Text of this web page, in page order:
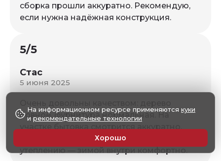
На информационном ресурсе применяются куки
и рекомендательные технологии
Хорошо
сборка прошли аккуратно. Рекомендую,
если нужна надёжная конструкция.
5/5
Стас
5 июня 2025
ровное, фурнитура нормальная. На
участке бытовка смотрится аккуратно.
Отдельное спасибо за консультацию по
утеплению — зимой внутри комфортно.